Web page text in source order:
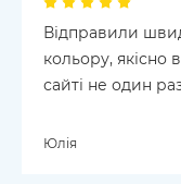
Відправили
кольору,
сайті не один
Юлія